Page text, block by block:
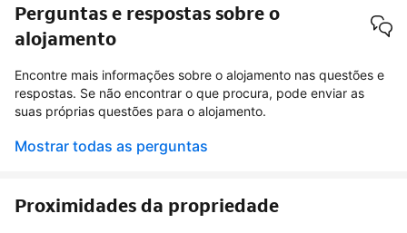
Perguntas e respostas sobre o
alojamento
Encontre mais informações sobre o alojamento nas questões e
respostas. Se não encontrar o que procura, pode enviar as
suas próprias questões para o alojamento.
Mostrar todas as perguntas
Proximidades da propriedade